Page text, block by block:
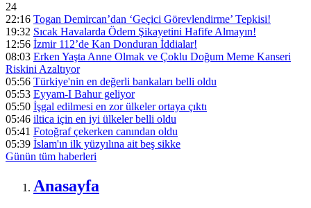
24
22:16 Togan Demircan’dan ‘Geçici Görevlendirme’ Tepkisi!
19:32 Sıcak Havalarda Ödem Şikayetini Hafife Almayın!
12:56 İzmir 112’de Kan Donduran İddialar!
08:03 Erken Yaşta Anne Olmak ve Çoklu Doğum Meme Kanseri
Riskini Azaltıyor
05:56 Türkiye'nin en değerli bankaları belli oldu
05:53 Eyyam-I Bahur geliyor
05:50 İşgal edilmesi en zor ülkeler ortaya çıktı
05:46 iltica için en iyi ülkeler belli oldu
05:41 Fotoğraf çekerken canından oldu
05:39 İslam'ın ilk yüzyılına ait beş sikke
Günün tüm haberleri
Anasayfa